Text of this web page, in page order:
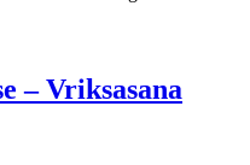
– Vriksasana